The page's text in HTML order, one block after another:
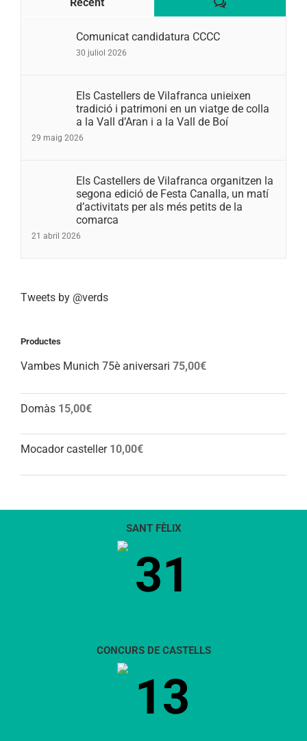
Comunicat candidatura CCCC
30 juliol 2026
Els Castellers de Vilafranca unieixen
tradició i patrimoni en un viatge de colla
a la Vall d’Aran i a la Vall de Boí
29 maig 2026
Els Castellers de Vilafranca organitzen la
segona edició de Festa Canalla, un matí
d’activitats per als més petits de la
comarca
21 abril 2026
Tweets by @verds
Productes
Vambes Munich 75è aniversari 75,00€
Domàs 15,00€
Mocador casteller 10,00€
SANT FÈLIX
31
CONCURS DE CASTELLS
13